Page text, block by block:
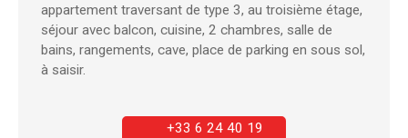
appartement traversant de type 3, au troisième étage,
séjour avec balcon, cuisine, 2 chambres, salle de
bains, rangements, cave, place de parking en sous sol,
à saisir.
+33 6 24 40 19